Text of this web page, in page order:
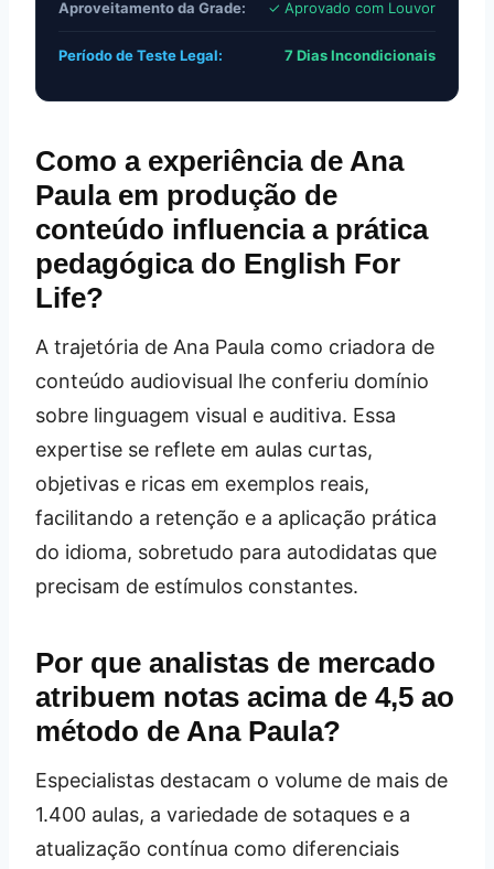
Aproveitamento da Grade: ✓ Aprovado com Louvor
Período de Teste Legal: 7 Dias Incondicionais
Como a experiência de Ana
Paula em produção de
conteúdo influencia a prática
pedagógica do English For
Life?
A trajetória de Ana Paula como criadora de
conteúdo audiovisual lhe conferiu domínio
sobre linguagem visual e auditiva. Essa
expertise se reflete em aulas curtas,
objetivas e ricas em exemplos reais,
facilitando a retenção e a aplicação prática
do idioma, sobretudo para autodidatas que
precisam de estímulos constantes.
Por que analistas de mercado
atribuem notas acima de 4,5 ao
método de Ana Paula?
Especialistas destacam o volume de mais de
1.400 aulas, a variedade de sotaques e a
atualização contínua como diferenciais